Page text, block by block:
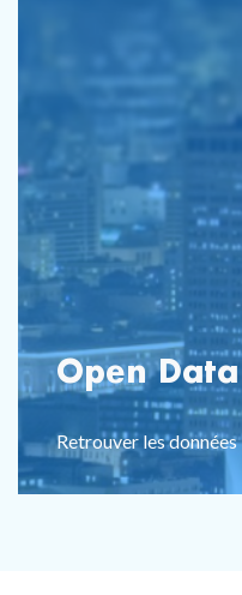
Open Data
Retrouver les données